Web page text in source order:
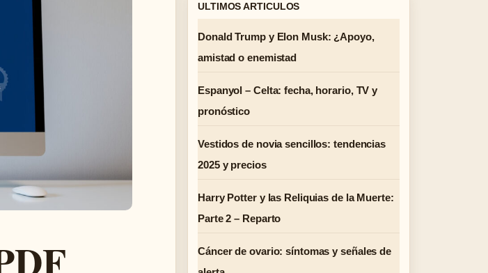
ULTIMOS ARTICULOS
Donald Trump y Elon Musk: ¿Apoyo,
amistad o enemistad
Espanyol – Celta: fecha, horario, TV y
pronóstico
Vestidos de novia sencillos: tendencias
2025 y precios
Harry Potter y las Reliquias de la Muerte:
Parte 2 – Reparto
Cáncer de ovario: síntomas y señales de